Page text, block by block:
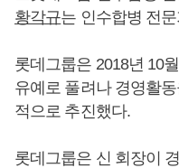
황각규는 인수합병 전
롯데그룹은 2018년 10
유예로 풀려나 경영활
적으로 추진했다.
롯데그룹은 신 회장이